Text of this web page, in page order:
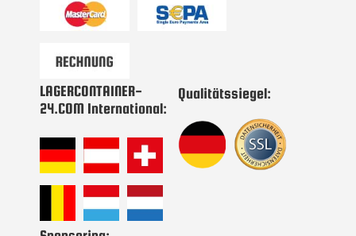
LAGERCONTAINER-
24.COM International:
Qualitätssiegel: